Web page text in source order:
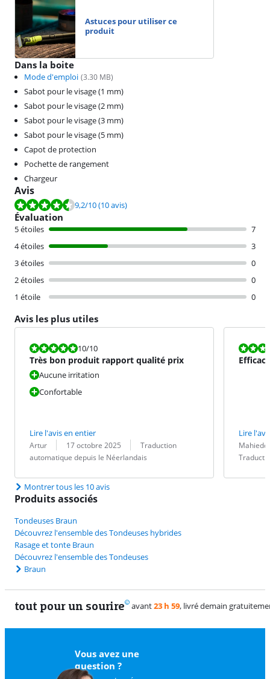
Astuces pour utiliser ce
produit
Dans la boite
Mode d'emploi (3.30 MB)
Sabot pour le visage (1 mm)
Sabot pour le visage (2 mm)
Sabot pour le visage (3 mm)
Sabot pour le visage (5 mm)
Capot de protection
Pochette de rangement
Chargeur
Avis
La note est de 9,2 sur 10, basée sur 10 avis.
9,2/10(10 avis)
Évaluation
5 étoiles
7
4 étoiles
3
3 étoiles
0
2 étoiles
0
1 étoile
0
Avis les plus utiles
La note est 10 sur 10.
10/10
Très bon produit rapport qualité prix
Aucune irritation
Confortable
Lire l'avis en entier
Évaluation par :
Artur
Date : 17 octobre 2025
Traduction :
Traduction
automatique depuis le Néerlandais
La note est
Lire
Évaluation
Date :
Traduction :
Montrer tous les 10 avis
Produits associés
Tondeuses Braun
Découvrez l'ensemble des Tondeuses hybrides
Rasage et tonte Braun
Découvrez l'ensemble des Tondeuses
Braun
tout pour un sourire 11 vrais
Vous avez une
question ?